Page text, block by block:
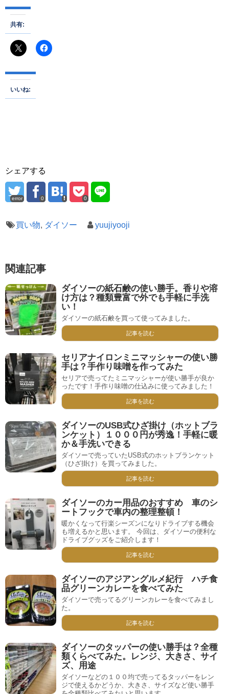
共有:
いいね:
シェアする
error 0 0
買い物, ダイソー yuujiyooji
関連記事
ダイソーの紙石鹸の使い勝手。香りや溶
け方は？種類豊富で外でも手軽に手洗
い！
ダイソーの紙石鹸を買って使ってみました。
記事を読む
セリアナイロンミニマッシャーの使い勝
手は？手作り味噌を作ってみた
セリアで売ってたミニマッシャーが使い勝手が良か
ったです！手作り味噌の仕込みに使ってみました！
記事を読む
ダイソーのUSB式ひざ掛け（ホットブラ
ンケット）１０００円が秀逸！手軽に暖
か＆手洗いできる
ダイソーで売っていたUSB式のホットブランケット
（ひざ掛け）を買ってみました。
記事を読む
ダイソーのカー用品のおすすめ 車のシ
ートフックで車内の整理整頓！
暖かくなって行楽シーズンになりドライブする機会
も増えるかと思います。 今回は、ダイソーの便利な
ドライブグッズをご紹介します！
記事を読む
ダイソーのアジアングルメ紀行 ハチ食
品グリーンカレーを食べてみた
ダイソーで売ってるグリーンカレーを食べてみまし
た。
記事を読む
ダイソーのタッパーの使い勝手は？全種
類くらべてみた。レンジ、大きさ、サイ
ズ、用途
ダイソーなどの１００均で売ってるタッパーをレン
ジで使えるかどうか、大きさ、サイズなど使い勝手